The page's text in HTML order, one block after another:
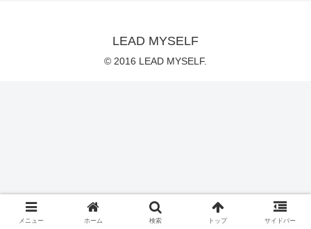
LEAD MYSELF
© 2016 LEAD MYSELF.
メニュー ホーム 検索 トップ サイドバー